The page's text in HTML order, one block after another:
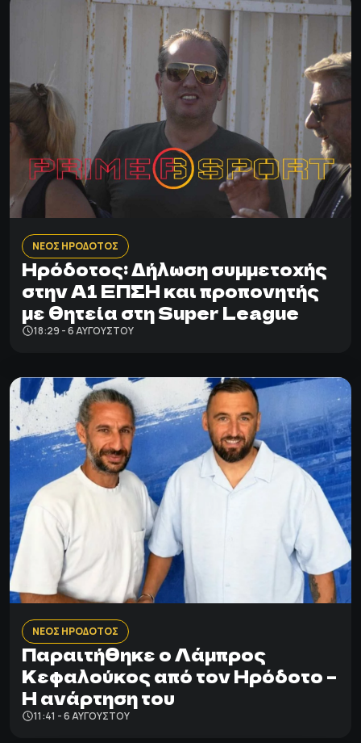
ΝΕΟΣ ΗΡΟΔΟΤΟΣ
Ηρόδοτος: Δήλωση συμμετοχής
στην Α1 ΕΠΣΗ και προπονητής
με θητεία στη Super League
18:29 - 6 ΑΥΓΟΎΣΤΟΥ
ΝΕΟΣ ΗΡΟΔΟΤΟΣ
Παραιτήθηκε ο Λάμπρος
Κεφαλούκος από τον Ηρόδοτο –
Η ανάρτηση του
11:41 - 6 ΑΥΓΟΎΣΤΟΥ